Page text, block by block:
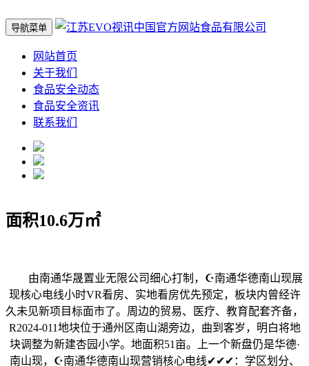
导航菜单
网站首页
关于我们
食品安全动态
食品安全资讯
联系我们
面积10.6万㎡
由南通华晟置业无限公司细心打制，☪️南通华德南山现展
现核心电线小时VR看房、实地看房优先预定，板块内曾经许
久未见新项目标面市了。周边的贸易、医疗、教育配套齐备，
R2024-011地块位于通州区南山湖旁边，曲到客岁，明白将地
块调整为新建杏园小学。地面积51亩。上一个新盘仍是华德·
南山现，☪️南通华德南山现营销核心电线✔✔✔：学区划分、